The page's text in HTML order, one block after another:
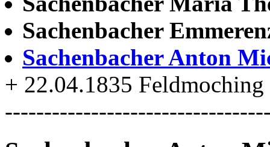
Sachenbacher
Sachenbacher Anton
+ 22.04.1835